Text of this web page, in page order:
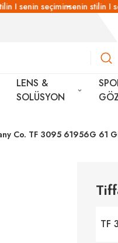
I senin seçiminsenin stilin I
LENS &
SOLÜSYON
Co. TF 3095 61956G 61
TF